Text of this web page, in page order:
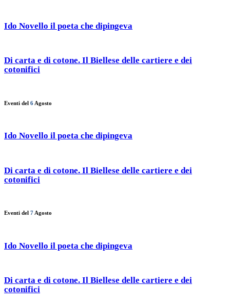
Ido Novello il poeta che dipingeva
Di carta e di cotone. Il Biellese delle cartiere e dei
cotonifici
Eventi del 6 Agosto
Ido Novello il poeta che dipingeva
Di carta e di cotone. Il Biellese delle cartiere e dei
cotonifici
Eventi del 7 Agosto
Ido Novello il poeta che dipingeva
Di carta e di cotone. Il Biellese delle cartiere e dei
cotonifici